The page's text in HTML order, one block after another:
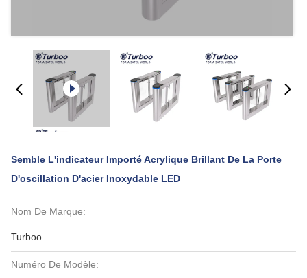
Semble L'indicateur Importé Acrylique Brillant De La Porte
D'oscillation D'acier Inoxydable LED
Nom De Marque:
Turboo
Numéro De Modèle: